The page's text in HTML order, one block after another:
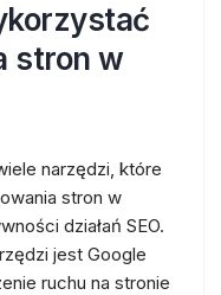
stron w
narzędzi, które
stron w
działań SEO.
jest Google
ruchu na stronie